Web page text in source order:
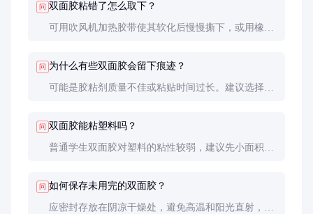
问 双面胶粘错了怎么取下？
可用吹风机加热胶带使其软化后慢慢撕下，或用橡皮
问 为什么有些双面胶会留下痕迹？
可能是胶粘剂质量不佳或粘贴时间过长。建议选择知
问 双面胶能粘塑料吗？
普通学生双面胶对塑料的粘性较弱，建议先小面积测
问 如何保存未用完的双面胶？
应密封存放在阴凉干燥处，避免高温和阳光直射，以